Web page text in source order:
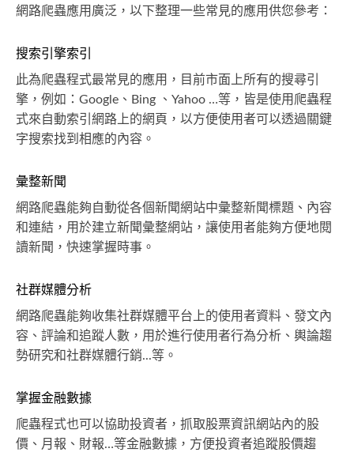
網路爬蟲應用廣泛，以下整理一些常見的應用供您參考：
搜索引擎索引
此為爬蟲程式最常見的應用，目前市面上所有的搜尋引
擎，例如：Google、Bing 、Yahoo …等，皆是使用爬蟲程
式來自動索引網路上的網頁，以方便使用者可以透過關鍵
字搜索找到相應的內容。
彙整新聞
網路爬蟲能夠自動從各個新聞網站中彙整新聞標題、內容
和連結，用於建立新聞彙整網站，讓使用者能夠方便地閱
讀新聞，快速掌握時事。
社群媒體分析
網路爬蟲能夠收集社群媒體平台上的使用者資料、發文內
容、評論和追蹤人數，用於進行使用者行為分析、輿論趨
勢研究和社群媒體行銷...等。
掌握金融數據
爬蟲程式也可以協助投資者，抓取股票資訊網站內的股
價、月報、財報…等金融數據，方便投資者追蹤股價趨